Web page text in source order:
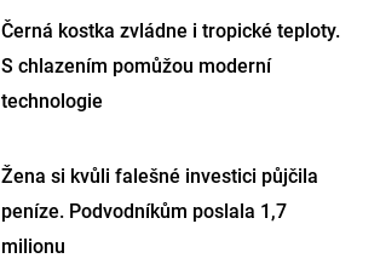
Černá kostka zvládne i tropické teploty.
S chlazením pomůžou moderní
technologie
Žena si kvůli falešné investici půjčila
peníze. Podvodníkům poslala 1,7
milionu